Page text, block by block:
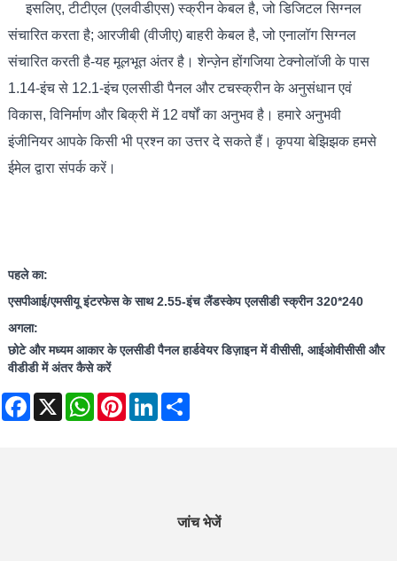
इसलिए, टीटीएल (एलवीडीएस) स्क्रीन केबल है, जो डिजिटल सिग्नल
संचारित करता है; आरजीबी (वीजीए) बाहरी केबल है, जो एनालॉग सिग्नल
संचारित करती है-यह मूलभूत अंतर है। शेन्ज़ेन होंगजिया टेक्नोलॉजी के पास
1.14-इंच से 12.1-इंच एलसीडी पैनल और टचस्क्रीन के अनुसंधान एवं
विकास, विनिर्माण और बिक्री में 12 वर्षों का अनुभव है। हमारे अनुभवी
इंजीनियर आपके किसी भी प्रश्न का उत्तर दे सकते हैं। कृपया बेझिझक हमसे
ईमेल द्वारा संपर्क करें।
पहले का:
एसपीआई/एमसीयू इंटरफेस के साथ 2.55-इंच लैंडस्केप एलसीडी स्क्रीन 320*240
अगला:
छोटे और मध्यम आकार के एलसीडी पैनल हार्डवेयर डिज़ाइन में वीसीसी, आईओवीसीसी और
वीडीडी में अंतर कैसे करें
Facebook
X WhatsAppPinterestLinkedIn
जांच भेजें